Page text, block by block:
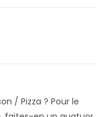
/ Pizza ? Pour le